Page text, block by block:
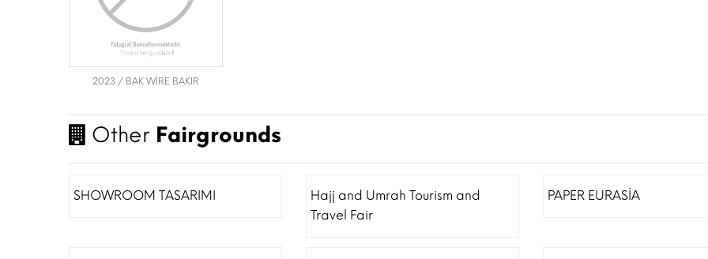
2023 / BAK WİRE BAKIR
Other Fairgrounds
SHOWROOM TASARIMI
Hajj and Umrah Tourism and
Travel Fair
PAPER EURASİA